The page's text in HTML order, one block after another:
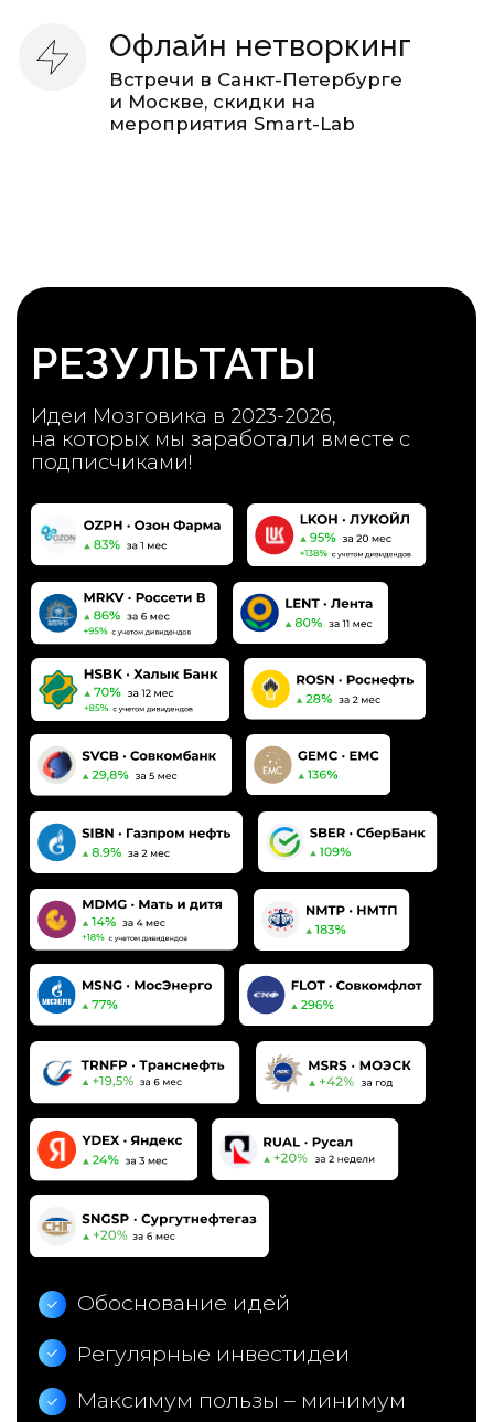
Обоснование идей
Регулярные инвестидеи
Максимум пользы – минимум
времени
НАША
КОМАНДА
Вы также имеете возможность
подарить подписку своему другу
Сколько стоит и
что входит в аналитику
от Mozgovik Research?